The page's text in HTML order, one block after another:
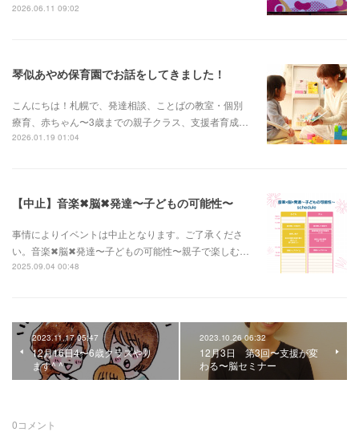
2026.06.11 09:02
琴似あやめ保育園でお話をしてきました！
こんにちは！札幌で、発達相談、ことばの教室・個別
療育、赤ちゃん〜3歳までの親子クラス、支援者育成…
2026.01.19 01:04
【中止】音楽✖︎脳✖︎発達〜子どもの可能性〜
事情によりイベントは中止となります。ご了承くださ
い。音楽✖︎脳✖︎発達〜子どもの可能性〜親子で楽しむ…
2025.09.04 00:48
2023.11.17 05:47
12月16日4〜6歳クラスやり
ます^ ^
2023.10.26 06:32
12月3日 第3回〜支援が変
わる〜脳セミナー
0コメント